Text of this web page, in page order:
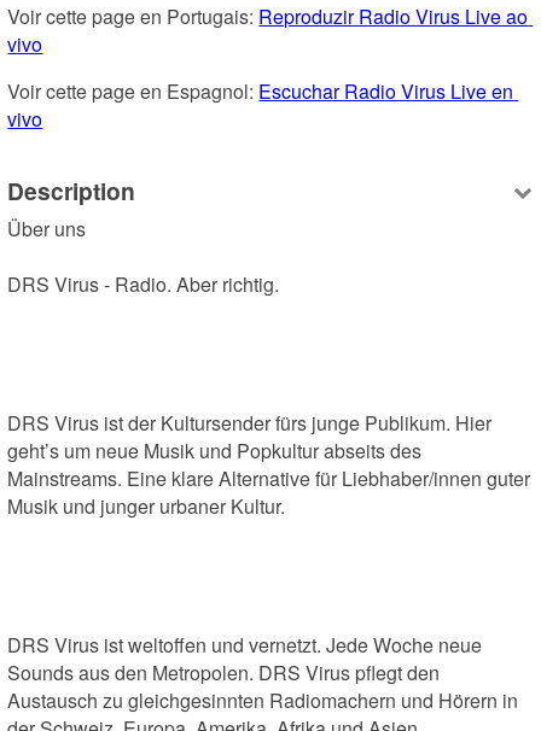
Voir cette page en Portugais: Reproduzir Radio Virus Live ao
vivo
Voir cette page en Espagnol: Escuchar Radio Virus Live en
vivo
Description
Über uns
DRS Virus - Radio. Aber richtig.
DRS Virus ist der Kultursender fürs junge Publikum. Hier
geht’s um neue Musik und Popkultur abseits des
Mainstreams. Eine klare Alternative für Liebhaber/innen guter
Musik und junger urbaner Kultur.
DRS Virus ist weltoffen und vernetzt. Jede Woche neue
Sounds aus den Metropolen. DRS Virus pflegt den
Austausch zu gleichgesinnten Radiomachern und Hörern in